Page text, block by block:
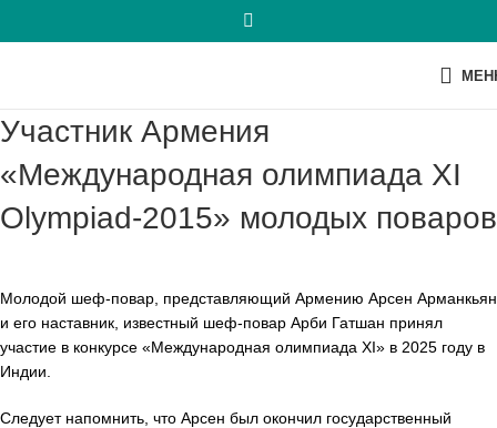
Участник Армения
«Международная олимпиада XI
Olympiad-2015» молодых поваров
Молодой шеф-повар, представляющий Армению Арсен Арманкьян
и его наставник, известный шеф-повар Арби Гатшан принял
участие в конкурсе «Международная олимпиада XI» в 2025 году в
Индии.
Следует напомнить, что Арсен был окончил государственный